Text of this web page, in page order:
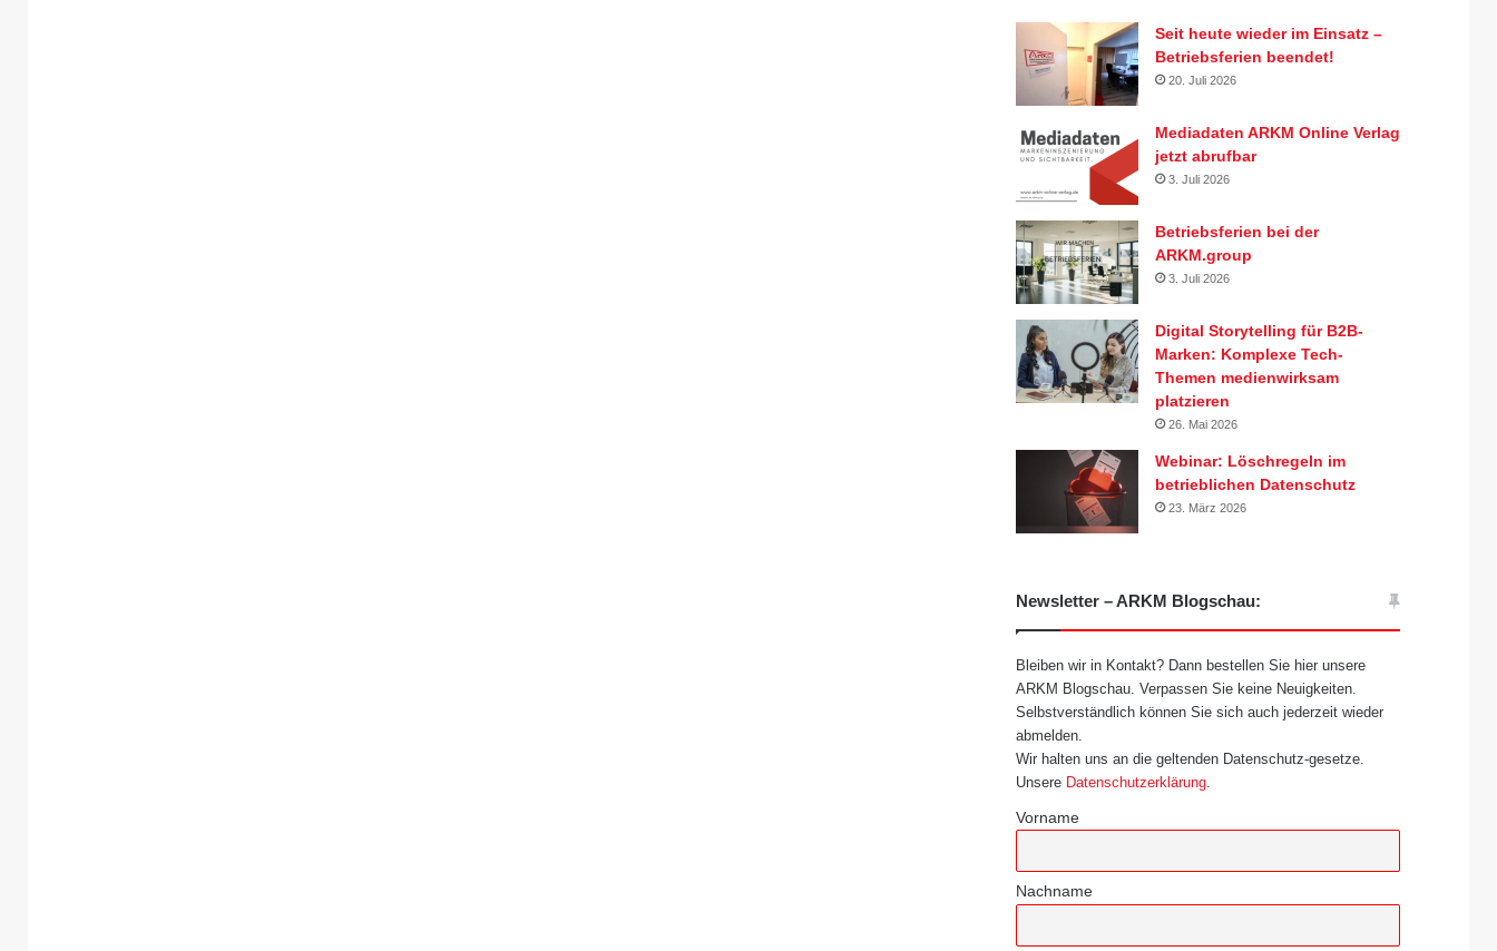
Seit heute wieder im Einsatz –
Betriebsferien beendet!
20. Juli 2026
Mediadaten ARKM Online Verlag
jetzt abrufbar
3. Juli 2026
Betriebsferien bei der
ARKM.group
3. Juli 2026
Digital Storytelling für B2B-
Marken: Komplexe Tech-
Themen medienwirksam
platzieren
26. Mai 2026
Webinar: Löschregeln im
betrieblichen Datenschutz
23. März 2026
Newsletter – ARKM Blogschau:
Bleiben wir in Kontakt? Dann bestellen Sie hier unsere
ARKM Blogschau. Verpassen Sie keine Neuigkeiten.
Selbstverständlich können Sie sich auch jederzeit wieder
abmelden.
Wir halten uns an die geltenden Datenschutz-gesetze.
Unsere Datenschutzerklärung
Vorname
Nachname